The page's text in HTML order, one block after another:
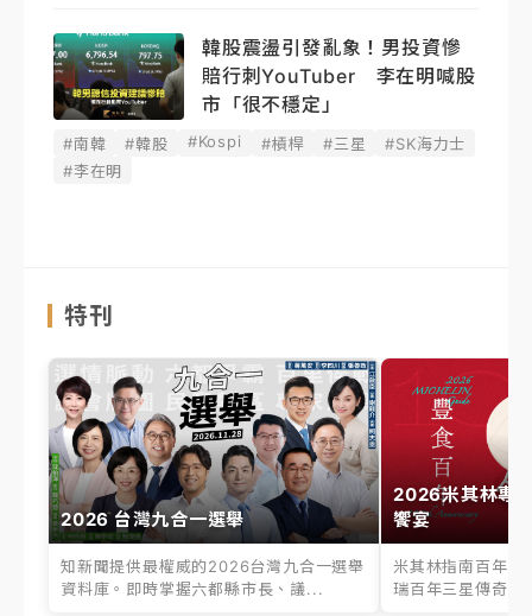
韓股震盪引發亂象！男投資慘
賠行刺YouTuber 李在明喊股
市「很不穩定」
#南韓 #韓股 #Kospi #槓桿 #三星
#SK海力士
#李在明
特刊
2026 台灣九合一選舉
知新聞提供最權威的2026台灣九合一選舉
資料庫。即時掌握六都縣市長、議...
2026米其林專
饗宴
米其林指南百年之
瑞百年三星傳奇、